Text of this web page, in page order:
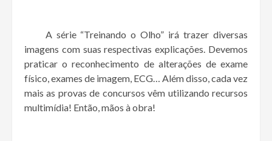
A série “Treinando o Olho” irá trazer diversas
imagens com suas respectivas explicações. Devemos
praticar o reconhecimento de alterações de exame
físico, exames de imagem, ECG… Além disso, cada vez
mais as provas de concursos vêm utilizando recursos
multimídia! Então, mãos à obra!